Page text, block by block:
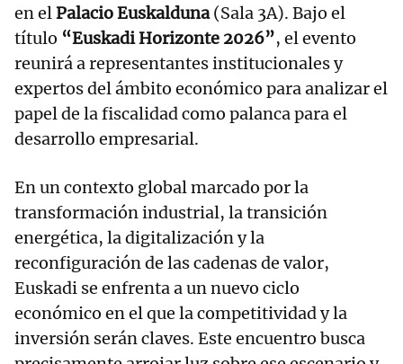
en elPalacio Euskalduna(Sala 3A). Bajo el
título “Euskadi Horizonte 2026”, el evento
reunirá a representantes institucionales y
expertos del ámbito económico para analizar el
papel de la fiscalidad como palanca para el
desarrollo empresarial.
En un contexto global marcado por la
transformación industrial, la transición
energética, la digitalización y la
reconfiguración de las cadenas de valor,
Euskadi se enfrenta a un nuevo ciclo
económico en el que la competitividad y la
inversión serán claves. Este encuentro busca